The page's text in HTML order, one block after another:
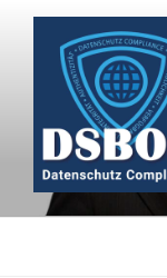
Zum
springen